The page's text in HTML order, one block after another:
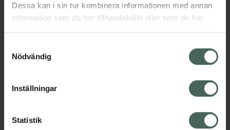
Dessa kan i sin tur kombinera informationen med annan
information som du har tillhandahållit eller som de har
återkalla ditt samtycke via webbplatsens
cookieinställningar. Ett återkallat samtycke påverkar inte
lagligheten av behandling som skett innan återkallelsen.
Nödvändig
Inställningar
Statistik